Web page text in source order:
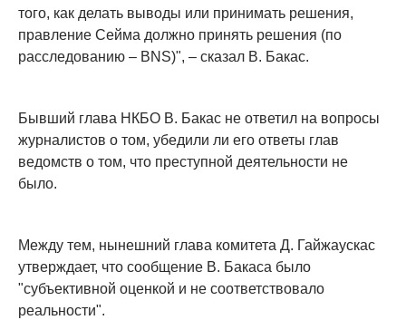
того, как делать выводы или принимать решения,
правление Сейма должно принять решения (по
расследованию – BNS)", – сказал В. Бакас.
Бывший глава НКБО В. Бакас не ответил на вопросы
журналистов о том, убедили ли его ответы глав
ведомств о том, что преступной деятельности не
было.
Между тем, нынешний глава комитета Д. Гайжаускас
утверждает, что сообщение В. Бакаса было
"субъективной оценкой и не соответствовало
реальности".